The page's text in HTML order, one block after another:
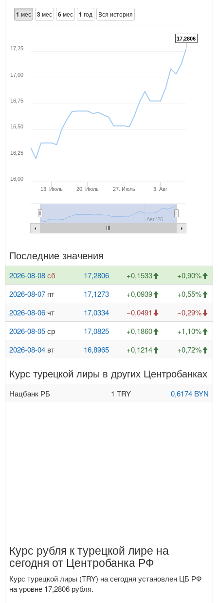
1 мес 3мес 6мес 1 год Вся история
17,2806
13. Июль 20. Июль 27. Июль 3. Авг
Авг '26
16,00
16,25
16,50
16,75
17,00
17,25
Последние значения
2026-08-08сб 17,2806 +0,1533
+0,90%
2026-08-07 пт 17,1273 +0,0939
+0,55%
2026-08-06 чт 17,0334 −0,0491
−0,29%
2026-08-05ср 17,0825 +0,1860
+1,10%
2026-08-04 вт 16,8965 +0,1214 +0,72%
Курс турецкой лиры в других Центробанках
Нацбанк РБ 1 TRY 0,6174 BYN
Курс рубля к турецкой лире на
сегодня от Центробанка РФ
Курс турецкой лиры (TRY) на сегодня установлен ЦБ РФ
на уровне 17,2806 рубля.